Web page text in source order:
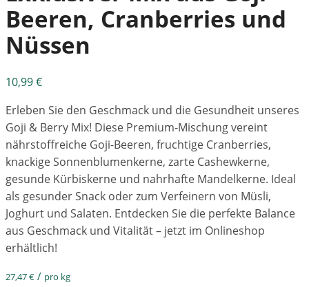
Beeren, Cranberries und
Nüssen
10,99€
Erleben Sie den Geschmack und die Gesundheit unseres
Goji & Berry Mix! Diese Premium-Mischung vereint
nährstoffreiche Goji-Beeren, fruchtige Cranberries,
knackige Sonnenblumenkerne, zarte Cashewkerne,
gesunde Kürbiskerne und nahrhafte Mandelkerne. Ideal
als gesunder Snack oder zum Verfeinern von Müsli,
Joghurt und Salaten. Entdecken Sie die perfekte Balance
aus Geschmack und Vitalität – jetzt im Onlineshop
erhältlich!
27,47€ / pro kg